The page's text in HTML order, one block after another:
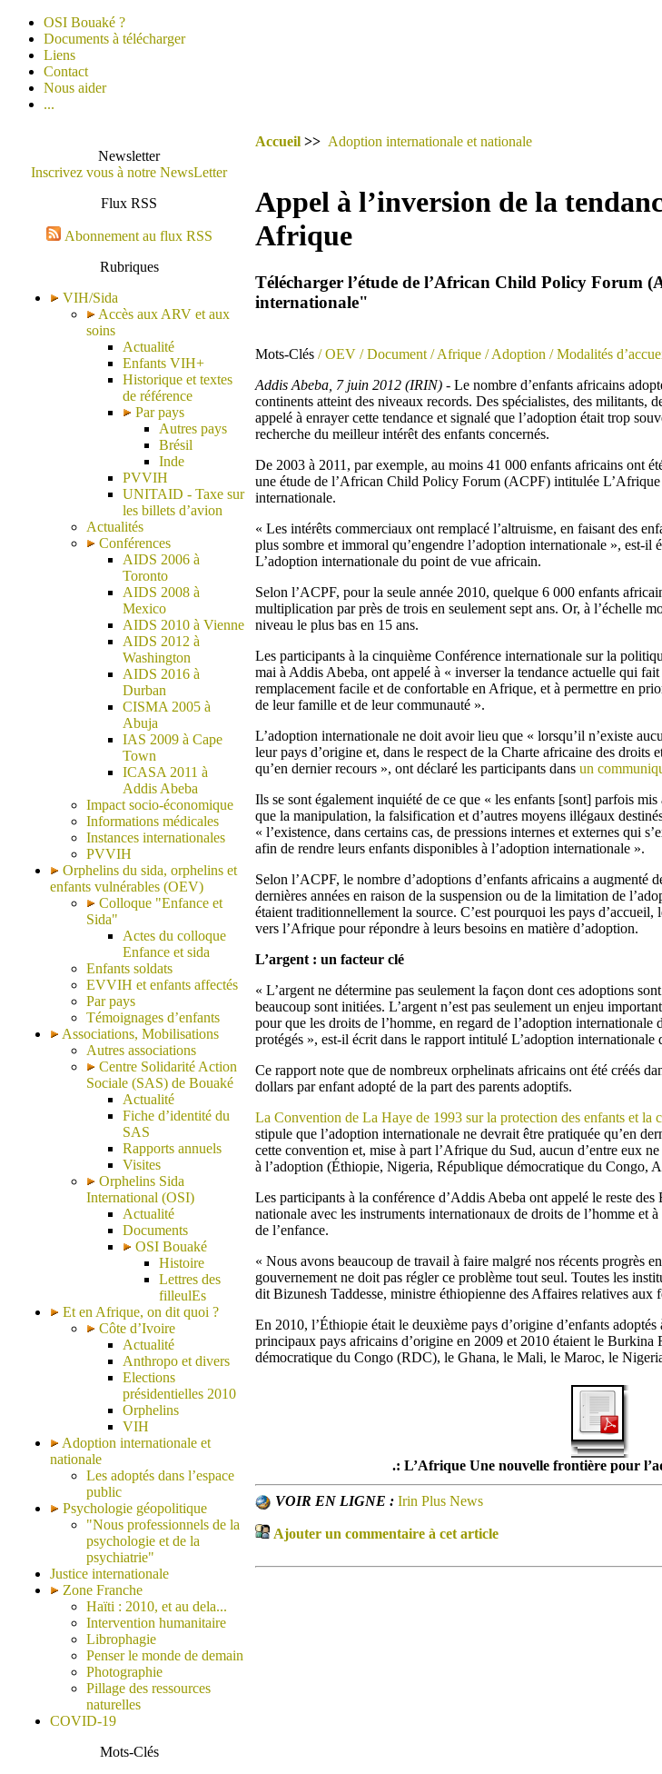
OSI Bouaké ?
Documents à télécharger
Liens
Contact
Nous aider
...
Newsletter
Inscrivez vous à notre NewsLetter
Flux RSS
Abonnement au flux RSS
Rubriques
VIH/Sida
Accès aux ARV et aux
soins
Actualité
Enfants VIH+
Historique et textes
de référence
Par pays
Autres pays
Brésil
Inde
PVVIH
UNITAID - Taxe sur
les billets d’avion
Actualités
Conférences
AIDS 2006 à
Toronto
AIDS 2008 à
Mexico
AIDS 2010 à Vienne
AIDS 2012 à
Washington
AIDS 2016 à
Durban
CISMA 2005 à
Abuja
IAS 2009 à Cape
Town
ICASA 2011 à
Addis Abeba
Impact socio-économique
Informations médicales
Instances internationales
PVVIH
Orphelins du sida, orphelins et
enfants vulnérables (OEV)
Colloque "Enfance et
Sida"
Actes du colloque
Enfance et sida
Enfants soldats
EVVIH et enfants affectés
Par pays
Témoignages d’enfants
Associations, Mobilisations
Autres associations
Centre Solidarité Action
Sociale (SAS) de Bouaké
Actualité
Fiche d’identité du
SAS
Rapports annuels
Visites
Orphelins Sida
International (OSI)
Actualité
Documents
OSI Bouaké
Histoire
Lettres des
filleulEs
Et en Afrique, on dit quoi ?
Côte d’Ivoire
Actualité
Anthropo et divers
Elections
présidentielles 2010
Orphelins
VIH
Adoption internationale et
nationale
Les adoptés dans l’espace
public
Psychologie géopolitique
"Nous professionnels de la
psychologie et de la
psychiatrie"
Justice internationale
Zone Franche
Haïti : 2010, et au dela...
Intervention humanitaire
Librophagie
Penser le monde de demain
Photographie
Pillage des ressources
naturelles
COVID-19
Mots-Clés
Accueil >> Adoption internationale et nationale
Appel à l’inversion de la
Afrique
Télécharger l’étude de l’African Child Policy Forum
internationale"
Mots-Clés / OEV / Document / Afrique / Adoption / Modalités
Addis Abeba, 7 juin 2012 (IRIN) - Le nombre d’enfants africains
continents atteint des niveaux records. Des spécialistes, des militants,
appelé à enrayer cette tendance et signalé que l’adoption était trop
recherche du meilleur intérêt des enfants concernés.
De 2003 à 2011, par exemple, au moins 41 000 enfants africains ont
une étude de l’African Child Policy Forum (ACPF) intitulée
internationale.
« Les intérêts commerciaux ont remplacé l’altruisme, en faisant des
plus sombre et immoral qu’engendre l’adoption internationale », est-
L’adoption internationale du point de vue africain.
Selon l’ACPF, pour la seule année 2010, quelque 6 000 enfants
multiplication par près de trois en seulement sept ans. Or, à l’échelle
niveau le plus bas en 15 ans.
Les participants à la cinquième Conférence internationale sur la
mai à Addis Abeba, ont appelé à « inverser la tendance actuelle qui
remplacement facile et de confortable en Afrique, et à permettre en
de leur famille et de leur communauté ».
L’adoption internationale ne doit avoir lieu que « lorsqu’il n’existe
leur pays d’origine et, dans le respect de la Charte africaine des droits
qu’en dernier recours », ont déclaré les participants dans un
Ils se sont également inquiété de ce que « les enfants [sont] parfois
que la manipulation, la falsification et d’autres moyens illégaux
« l’existence, dans certains cas, de pressions internes et externes qui
afin de rendre leurs enfants disponibles à l’adoption internationale ».
Selon l’ACPF, le nombre d’adoptions d’enfants africains a augmenté
dernières années en raison de la suspension ou de la limitation de
étaient traditionnellement la source. C’est pourquoi les pays
vers l’Afrique pour répondre à leurs besoins en matière d’adoption.
L’argent : un facteur clé
« L’argent ne détermine pas seulement la façon dont ces adoptions
beaucoup sont initiées. L’argent n’est pas seulement un enjeu
pour que les droits de l’homme, en regard de l’adoption internationale
protégés », est-il écrit dans le rapport intitulé L’adoption internationale
Ce rapport note que de nombreux orphelinats africains ont été créés
dollars par enfant adopté de la part des parents adoptifs.
La Convention de La Haye de 1993 sur la protection des enfants et la
stipule que l’adoption internationale ne devrait être pratiquée qu’en
cette convention et, mise à part l’Afrique du Sud, aucun d’entre eux
à l’adoption (Éthiopie, Nigeria, République démocratique du Congo,
Les participants à la conférence d’Addis Abeba ont appelé le reste
nationale avec les instruments internationaux de droits de l’homme et
de l’enfance.
« Nous avons beaucoup de travail à faire malgré nos récents progrès
gouvernement ne doit pas régler ce problème tout seul. Toutes les
dit Bizunesh Taddesse, ministre éthiopienne des Affaires relatives aux
En 2010, l’Éthiopie était le deuxième pays d’origine d’enfants
principaux pays africains d’origine en 2009 et 2010 étaient le Burkina
démocratique du Congo (RDC), le Ghana, le Mali, le Maroc, le
.: L’Afrique Une nouvelle frontière pour
VOIR EN LIGNE : Irin Plus News
Ajouter un commentaire à cet article